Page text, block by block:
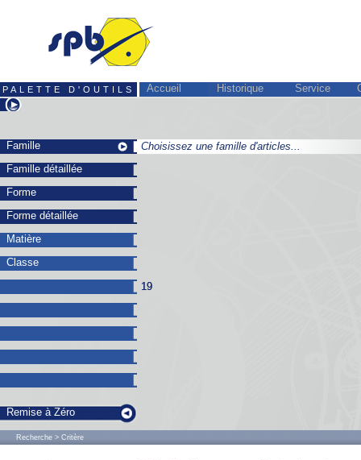
PALETTE D'OUTILS Accueil Historique Service
Famille
Famille détaillée
Forme
Forme détaillée
Matière
Classe
Remise à Zéro
Choisissez une famille d'articles...
19
Choisissez une famille d'articles...
19
Recherche > Critère